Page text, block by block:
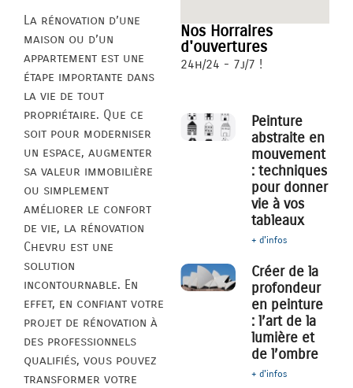
La rénovation d’une
maison ou d’un
appartement est une
étape importante dans
la vie de tout
propriétaire. Que ce
soit pour moderniser
un espace, augmenter
sa valeur immobilière
ou simplement
améliorer le confort
de vie, la rénovation
Chevru est une
solution
incontournable. En
effet, en confiant votre
projet de rénovation à
des professionnels
qualifiés, vous pouvez
transformer votre
Nos Horraires
d'ouvertures
24h/24 - 7j/7 !
Peinture
abstraite en
mouvement
: techniques
pour donner
vie à vos
tableaux
+ d'infos
Créer de la
profondeur
en peinture
: l’art de la
lumière et
de l’ombre
+ d'infos